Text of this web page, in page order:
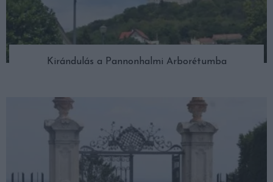
Kirándulás a Pannonhalmi Arborétumba